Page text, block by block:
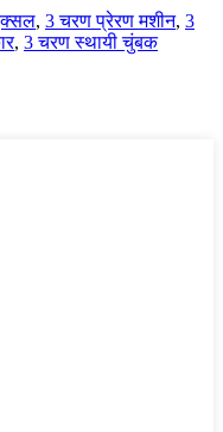
, 3 चरण प्रेरण मशीन, 3
, 3 चरण स्थायी चुंबक